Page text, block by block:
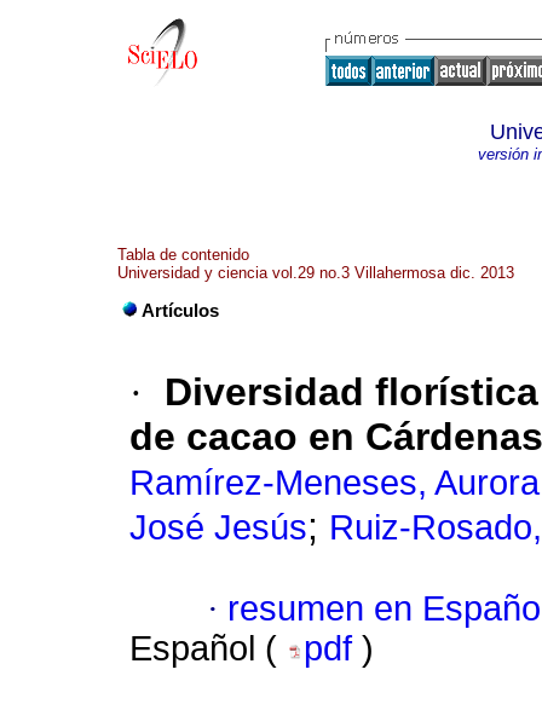
versión
Tabla de contenido
Universidad y ciencia vol.29 no.3 Villahermosa dic. 2013
Artículos
·
Diversidad
de cacao en
Ramírez-Meneses, Aurora
José Jesús; Ruiz-
· resumen en
Español (
pdf )